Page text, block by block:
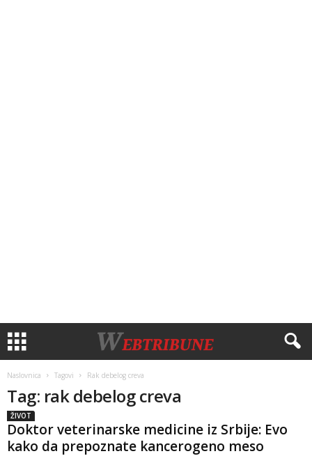
Naslovnica Tagovi Rak debelog creva
Tag: rak debelog creva
ŽIVOT
Doktor veterinarske medicine iz Srbije: Evo
kako da prepoznate kancerogeno meso